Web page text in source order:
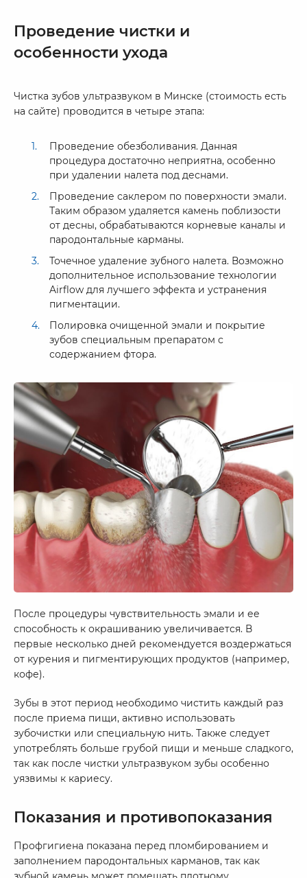
Проведение чистки и
особенности ухода
Чистка зубов ультразвуком в Минске (стоимость есть
на сайте) проводится в четыре этапа:
Проведение обезболивания. Данная
процедура достаточно неприятна, особенно
при удалении налета под деснами.
Проведение саклером по поверхности эмали.
Таким образом удаляется камень поблизости
от десны, обрабатываются корневые каналы и
пародонтальные карманы.
Точечное удаление зубного налета. Возможно
дополнительное использование технологии
Airflow для лучшего эффекта и устранения
пигментации.
Полировка очищенной эмали и покрытие
зубов специальным препаратом с
содержанием фтора.
После процедуры чувствительность эмали и ее
способность к окрашиванию увеличивается. В
первые несколько дней рекомендуется воздержаться
от курения и пигментирующих продуктов (например,
кофе).
Зубы в этот период необходимо чистить каждый раз
после приема пищи, активно использовать
зубочистки или специальную нить. Также следует
употреблять больше грубой пищи и меньше сладкого,
так как после чистки ультразвуком зубы особенно
уязвимы к кариесу.
Показания и противопоказания
Профгигиена показана перед пломбированием и
заполнением пародонтальных карманов, так как